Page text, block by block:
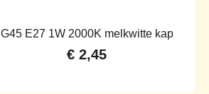
G45 E27 1W 2000K melkwitte kap
€ 2,45